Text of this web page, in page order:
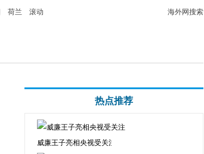
海外网搜索
荷兰 滚动
热点推荐
威廉王子亮相央视受关注